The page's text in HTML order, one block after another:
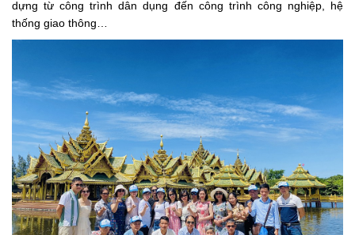
dựng từ công trình dân dụng đến công trình công nghiệp, hệ
thống giao thông…